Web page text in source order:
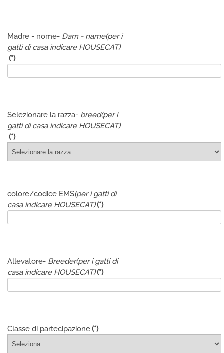
Madre - nome- Dam - name(per i
gatti di casa indicare HOUSECAT)
(*)
Selezionare la razza- breed(per i
gatti di casa indicare HOUSECAT)
(*)
colore/codice EMS(per i gatti di
casa indicare HOUSECAT)(*)
Allevatore- Breeder(per i gatti di
casa indicare HOUSECAT)(*)
Classe di partecipazione(*)